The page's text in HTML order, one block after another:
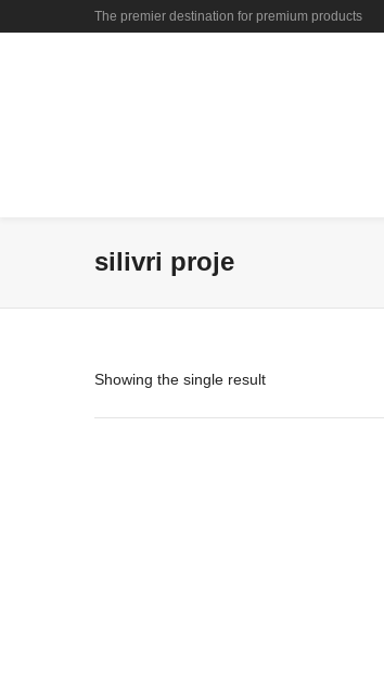
The premier destination for premium products
silivri proje
Showing the single result